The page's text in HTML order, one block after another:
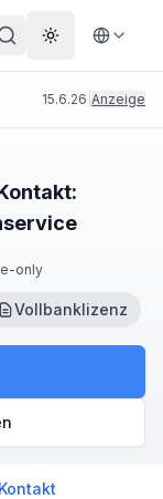
Theme
15.6.26 Anzeige
only
Vollbanklizenz
Kontakt